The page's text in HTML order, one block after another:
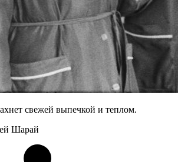
свежей выпечкой и теплом.
Шарай